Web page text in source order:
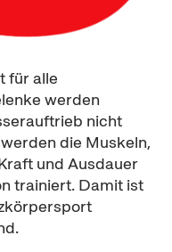
für alle
werden
nicht
die Muskeln,
und Ausdauer
trainiert. Damit ist